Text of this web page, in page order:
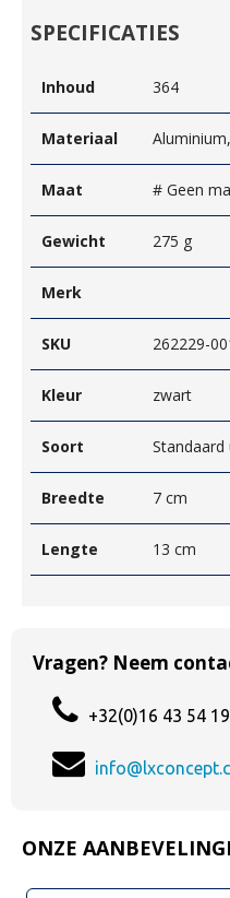
SPECIFICATIES
Inhoud 364
Materiaal
Maat # Geen
Gewicht 275 g
Merk
SKU 262229-
Kleur zwart
Soort
Breedte 7 cm
Lengte 13 cm
Vragen? Neem
+32(0)16 43 54 19
ONZE